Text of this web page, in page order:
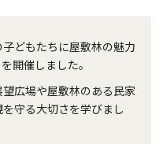
どもたちに屋敷林の魅力
開催しました。
広場や屋敷林のある民家
守る大切さを学びまし